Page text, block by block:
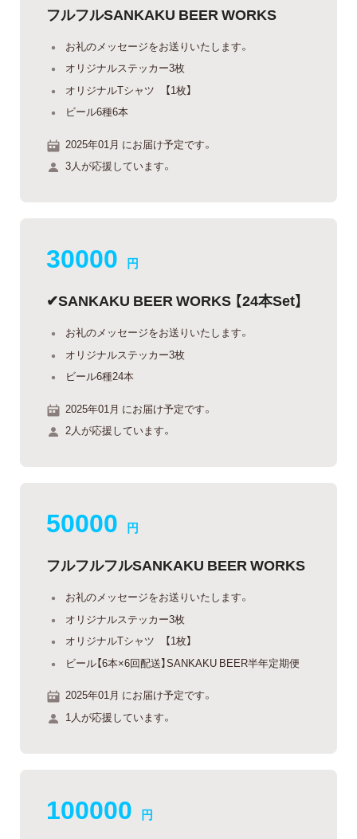
︎フルフルSANKAKU BEER WORKS
お礼のメッセージをお送りいたします。
オリジナルステッカー3枚
オリジナルTシャツ 【1枚】
ビール6種6本
2025年01月 にお届け予定です。
3人が応援しています。
30000 円
✔︎SANKAKU BEER WORKS 【24本Set】
お礼のメッセージをお送りいたします。
オリジナルステッカー3枚
ビール6種24本
2025年01月 にお届け予定です。
2人が応援しています。
50000 円
フルフルフルSANKAKU BEER WORKS
お礼のメッセージをお送りいたします。
オリジナルステッカー3枚
オリジナルTシャツ 【1枚】
ビール【6本×6回配送】SANKAKU BEER半年定期便
2025年01月 にお届け予定です。
1人が応援しています。
100000 円